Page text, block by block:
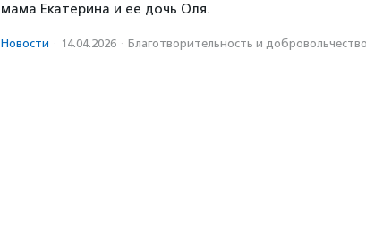
мама Екатерина и ее дочь Оля.
Новости · 14.04.2026 · Благотвори­тель­ность и доброволь­чест­во